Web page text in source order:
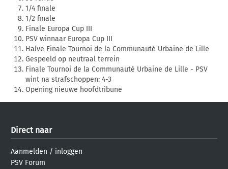
1/4 finale
1/2 finale
Finale Europa Cup III
PSV winnaar Europa Cup III
Halve Finale Tournoi de la Communauté Urbaine de Lille
Gespeeld op neutraal terrein
Finale Tournoi de la Communauté Urbaine de Lille - PSV
wint na strafschoppen: 4-3
Opening nieuwe hoofdtribune
Direct naar
Aanmelden / inloggen
PSV Forum